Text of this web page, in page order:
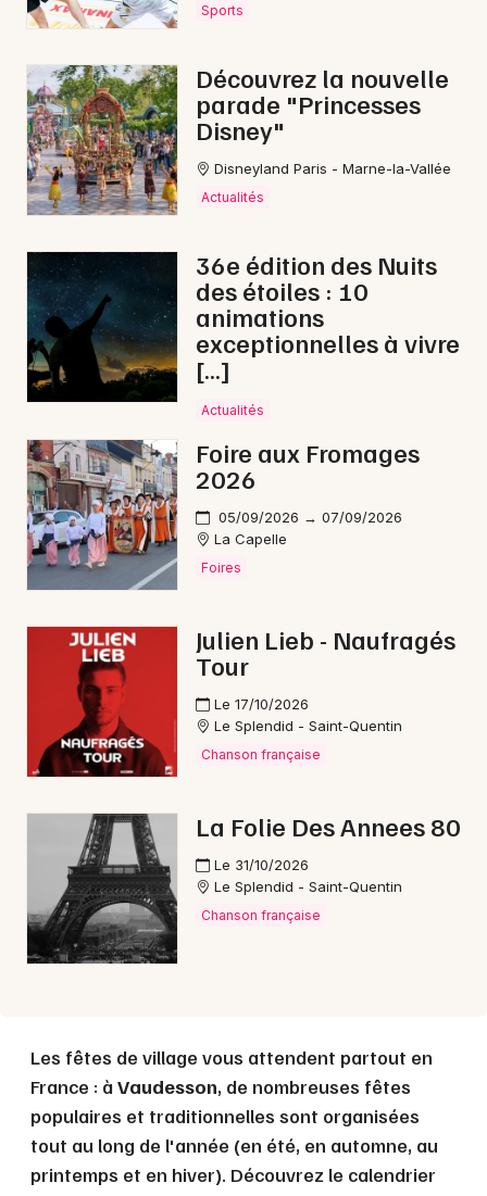
Sorties & loisirs
Fêtes dans l' Aisne
Fêtes en Picardie
Fêtes dans les Hauts-de-France
Newsletter des sorties
Actus à Soissons
Magazine à Soissons
Choisir mes départements
Mon email
Toutes les villes Sports
Découvrez la nouvelle
parade "Princesses
Disney"
Disneyland Paris - Marne-la-Vallée
Actualités
36e édition des Nuits
des étoiles : 10
animations
exceptionnelles à vivre
[…]
Actualités
Foire aux Fromages
2026
05/09/2026 → 07/09/2026
La Capelle
Foires
Julien Lieb - Naufragés
Tour
Le 17/10/2026
Le Splendid - Saint-Quentin
Chanson française
La Folie Des Annees 80
Le 31/10/2026
Le Splendid - Saint-Quentin
Chanson française
Les fêtes de village vous attendent partout en
France : à Vaudesson, de nombreuses fêtes
populaires et traditionnelles sont organisées
tout au long de l'année (en été, en automne, au
printemps et en hiver). Découvrez le calendrier